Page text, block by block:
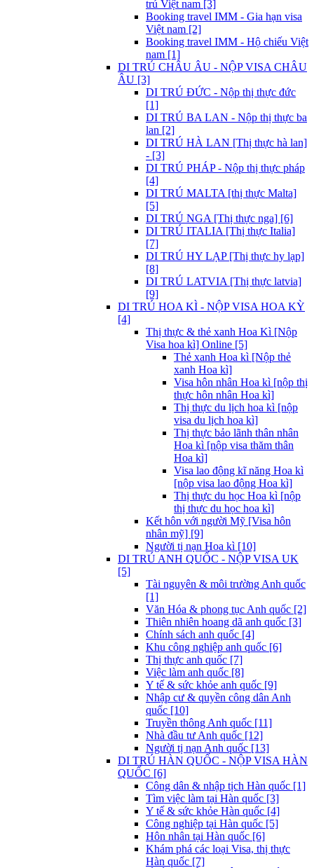
trú Việt nam [3]
Booking travel IMM - Gia hạn visa
Việt nam [2]
Booking travel IMM - Hộ chiếu Việt
nam [1]
DI TRÚ CHÂU ÂU - NỘP VISA CHÂU
ÂU [3]
DI TRÚ ĐỨC - Nộp thị thực đức
[1]
DI TRÚ BA LAN - Nộp thị thực ba
lan [2]
DI TRÚ HÀ LAN [Thị thực hà lan]
- [3]
DI TRÚ PHÁP - Nộp thị thực pháp
[4]
DI TRÚ MALTA [thị thực Malta]
[5]
DI TRÚ NGA [Thị thực nga] [6]
DI TRÚ ITALIA [Thị thực Italia]
[7]
DI TRÚ HY LẠP [Thị thực hy lạp]
[8]
DI TRÚ LATVIA [Thị thực latvia]
[9]
DI TRÚ HOA KÌ - NỘP VISA HOA KỲ
[4]
Thị thực & thẻ xanh Hoa Kì [Nộp
Visa hoa kì] Online [5]
Thẻ xanh Hoa kì [Nộp thẻ
xanh Hoa kì]
Visa hôn nhân Hoa kì [nộp thị
thực hôn nhân Hoa kì]
Thị thực du lịch hoa kì [nộp
visa du lịch hoa kì]
Thị thực bảo lãnh thân nhân
Hoa kì [nộp visa thăm thân
Hoa kì]
Visa lao động kĩ năng Hoa kì
[nộp visa lao động Hoa kì]
Thị thực du học Hoa kì [nộp
thị thực du học hoa kì]
Kết hôn với người Mỹ [Visa hôn
nhân mỹ] [9]
Người tị nạn Hoa kì [10]
DI TRÚ ANH QUỐC - NỘP VISA UK
[5]
Tài nguyên & môi trường Anh quốc
[1]
Văn Hóa & phong tục Anh quốc [2]
Thiên nhiên hoang dã anh quốc [3]
Chính sách anh quốc [4]
Khu công nghiệp anh quốc [6]
Thị thực anh quốc [7]
Việc làm anh quốc [8]
Y tế & sức khỏe anh quốc [9]
Nhập cư & quyền công dân Anh
quốc [10]
Truyền thông Anh quốc [11]
Nhà đầu tư Anh quốc [12]
Người tị nạn Anh quốc [13]
DI TRÚ HÀN QUỐC - NỘP VISA HÀN
QUỐC [6]
Công dân & nhập tịch Hàn quốc [1]
Tìm việc làm tại Hàn quốc [3]
Y tế & sức khỏe Hàn quốc [4]
Công nghiệp tại Hàn quốc [5]
Hôn nhân tại Hàn quốc [6]
Khám phá các loại Visa, thị thực
Hàn quốc [7]